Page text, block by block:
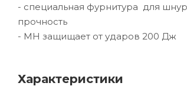
- специальная фурнитура для
прочность
- МН защищает от ударов 200 Дж
Характеристики